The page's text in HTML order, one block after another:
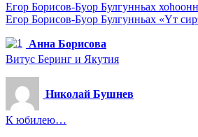
Егор Борисов-Буор Булгунньах
Егор Борисов-Буор Булгунньах «Үт
Анна Борисова
Витус Беринг и Якутия
Николай Бушнев
К юбилею…